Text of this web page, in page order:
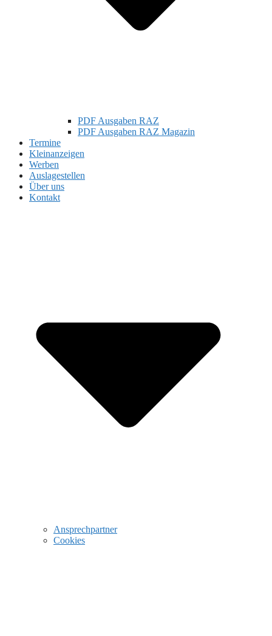
PDF Ausgaben RAZ
PDF Ausgaben RAZ Magazin
Termine
Kleinanzeigen
Werben
Auslagestellen
Über uns
Kontakt
Ansprechpartner
Cookies